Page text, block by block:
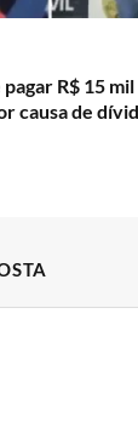
R$ 15
causa de